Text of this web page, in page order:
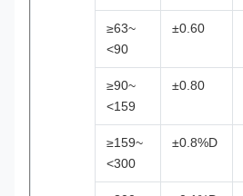
≥63~
<90
±0.60
≥90~
<159
±0.80
≥159~
<300
±0.8%D